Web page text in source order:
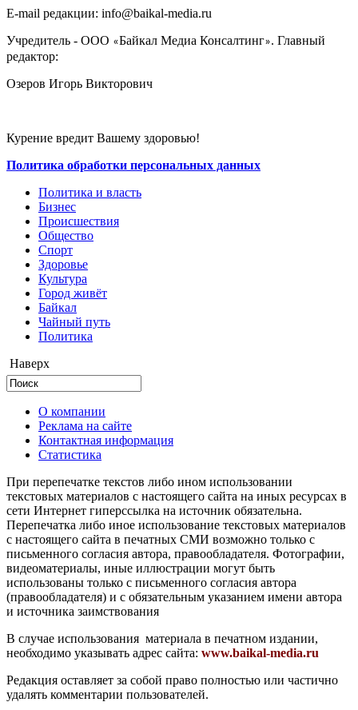
E-mail редакции: info@baikal-media.ru
Учредитель - ООО «Байкал Медиа Консалтинг». Главный
редактор:
Озеров Игорь Викторович
Курение вредит Вашему здоровью!
Политика обработки персональных данных
Политика и власть
Бизнес
Происшествия
Общество
Cпорт
Здоровье
Культура
Город живёт
Байкал
Чайный путь
Политика
Наверх
О компании
Реклама на сайте
Контактная информация
Статистика
При перепечатке текстов либо ином использовании
текстовых материалов с настоящего сайта на иных ресурсах в
сети Интернет гиперссылка на источник обязательна.
Перепечатка либо иное использование текстовых материалов
с настоящего сайта в печатных СМИ возможно только с
письменного согласия автора, правообладателя. Фотографии,
видеоматериалы, иные иллюстрации могут быть
использованы только с письменного согласия автора
(правообладателя) и с обязательным указанием имени автора
и источника заимствования
В случае использования материала в печатном издании,
необходимо указывать адрес сайта: www.baikal-media.ru
Редакция оставляет за собой право полностью или частично
удалять комментарии пользователей.